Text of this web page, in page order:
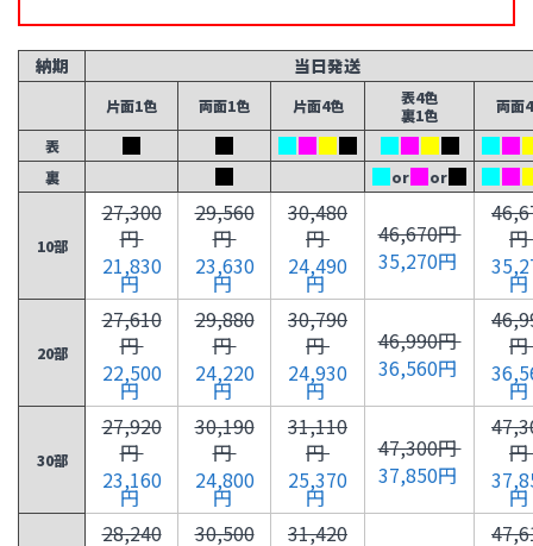
納期 当日発送
片面1色 両面1色 片面4色
表4色
裏1色
両面
表
裏
or or
10部
27,300
円
21,830
円
29,560
円
23,630
円
30,480
円
24,490
円
46,670円
35,270円
円
円
20部
27,610
円
22,500
円
29,880
円
24,220
円
30,790
円
24,930
円
46,990円
36,560円
円
円
30部
27,920
円
23,160
円
30,190
円
24,800
円
31,110
円
25,370
円
47,300円
37,850円
円
円
28,240
30,500
31,420